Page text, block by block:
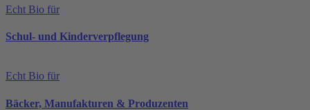
Echt Bio für
Schul- und Kinderverpflegung
Echt Bio für
Bäcker, Manufakturen & Produzenten